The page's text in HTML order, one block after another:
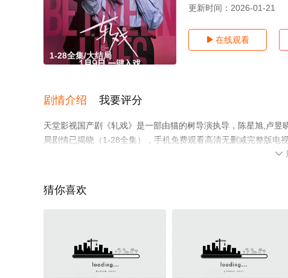
1-28全集/大结局
更新时间： 2026-01-21
 在线观看
剧情介绍 我要评分
天堂影视国产剧《轧戏》是一部由猫的树导演执导，陈星旭,卢
局剧情已揭晓（1-28全集），手机免费观看高清无删减完整版

猜你喜欢